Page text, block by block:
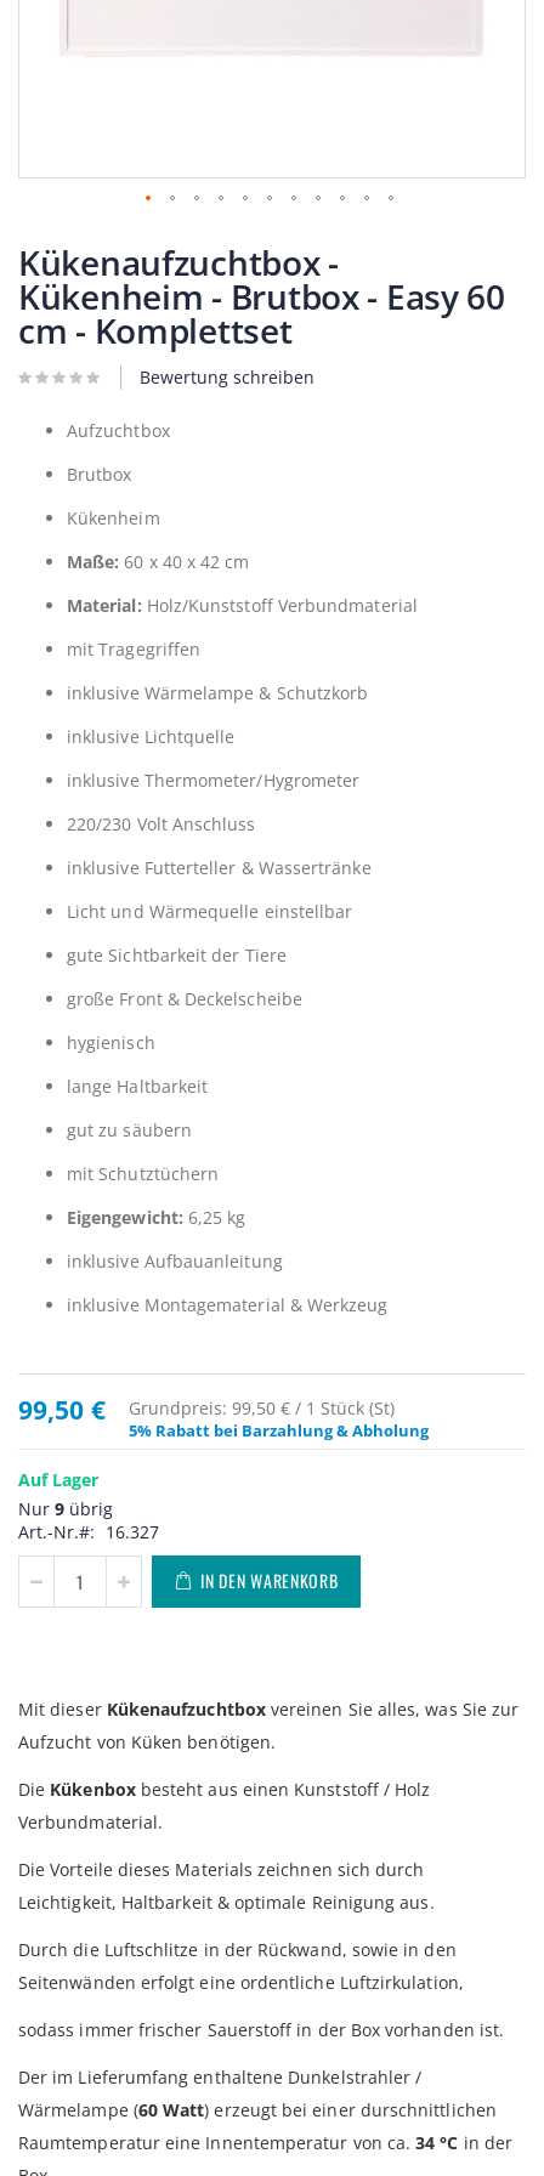
Anfang
der
Bildergalerie
springen
Kükenaufzuchtbox -
Kükenheim - Brutbox - Easy 60
cm - Komplettset
Bewertung schreiben
Aufzuchtbox
Brutbox
Kükenheim
Maße:60 x 40 x 42 cm
Material: Holz/Kunststoff Verbundmaterial
mit Tragegriffen
inklusive Wärmelampe & Schutzkorb
inklusive Lichtquelle
inklusive Thermometer/Hygrometer
220/230 Volt Anschluss
inklusive Futterteller & Wassertränke
Licht und Wärmequelle einstellbar
gute Sichtbarkeit der Tiere
große Front & Deckelscheibe
hygienisch
lange Haltbarkeit
gut zu säubern
mit Schutztüchern
Eigengewicht: 6,25 kg
inklusive Aufbauanleitung
inklusive Montagematerial & Werkzeug
99,50 € Grundpreis: 99,50 € / 1 Stück (St)
5% Rabatt bei Barzahlung & Abholung
Auf Lager
Nur 9 übrig
Art.-Nr.
16.327
IN DEN WARENKORB
Mit dieser Kükenaufzuchtboxvereinen Sie alles, was Sie zur
Aufzucht von Küken benötigen.
Die Kükenboxbesteht aus einen Kunststoff / Holz
Verbundmaterial.
Die Vorteile dieses Materials zeichnen sich durch
Leichtigkeit, Haltbarkeit & optimale Reinigung aus.
Durch die Luftschlitze in der Rückwand, sowie in den
Seitenwänden erfolgt eine ordentliche Luftzirkulation,
sodass immer frischer Sauerstoff in der Box vorhanden ist.
Der im Lieferumfang enthaltene Dunkelstrahler /
Wärmelampe (60 Watt) erzeugt bei einer durschnittlichen
Raumtemperatur eine Innentemperatur von ca.34 °C in der